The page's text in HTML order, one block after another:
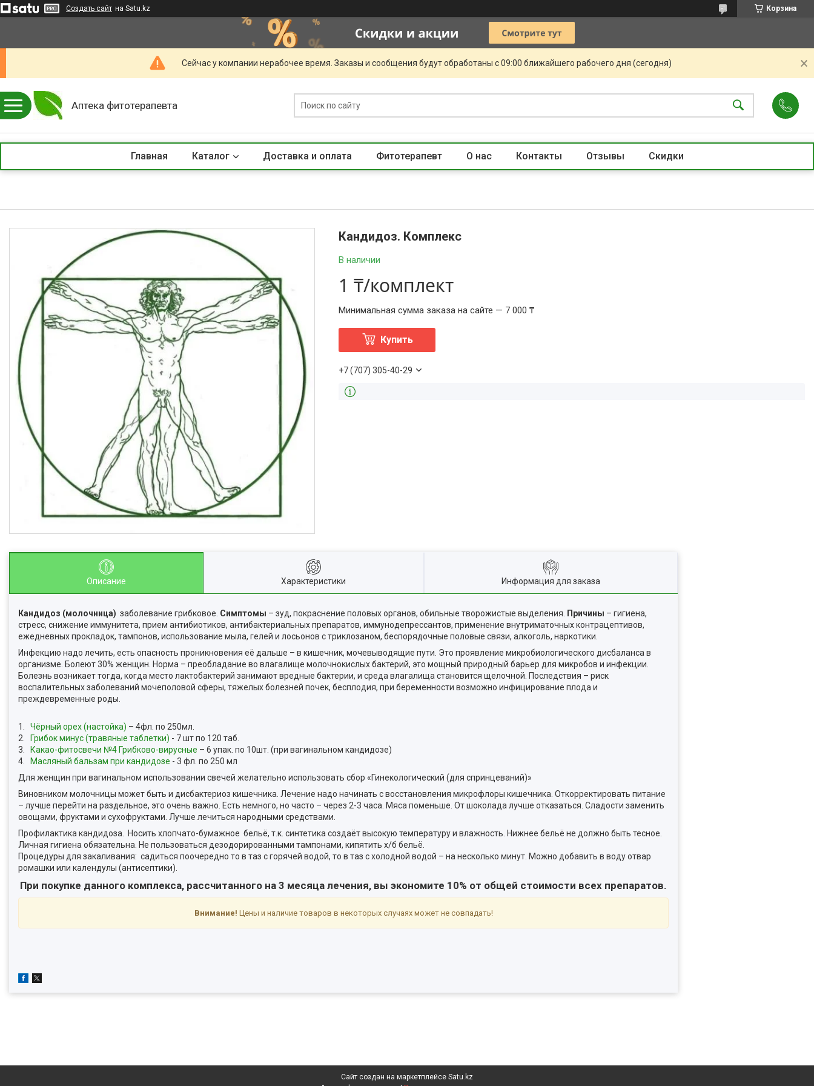
Создать сайт на Satu.kz Корзина
Сейчас у компании нерабочее время. Заказы и сообщения будут обработаны с 09:00 ближайшего рабочего дня (сегодня)
Аптека фитотерапевта
Главная Каталог Доставка и оплата Фитотерапевт О нас Контакты Отзывы Скидки
Кандидоз. Комплекс
В наличии
1 ₸/комплект
Минимальная сумма заказа на сайте — 7 000 ₸
Купить
+7 (707) 305-40-29
Описание Характеристики Информация для заказа
Кандидоз (молочница) заболевание грибковое. Симптомы – зуд, покраснение половых органов, обильные творожистые выделения. Причины – гигиена,
стресс, снижение иммунитета, прием антибиотиков, антибактериальных препаратов, иммунодепрессантов, применение внутриматочных контрацептивов,
ежедневных прокладок, тампонов, использование мыла, гелей и лосьонов с триклозаном, беспорядочные половые связи, алкоголь, наркотики.
Инфекцию надо лечить, есть опасность проникновения её дальше – в кишечник, мочевыводящие пути. Это проявление микробиологического дисбаланса в
организме. Болеют 30% женщин. Норма – преобладание во влагалище молочнокислых бактерий, это мощный природный барьер для микробов и инфекции.
Болезнь возникает тогда, когда место лактобактерий занимают вредные бактерии, и среда влагалища становится щелочной. Последствия – риск
воспалительных заболеваний мочеполовой сферы, тяжелых болезней почек, бесплодия, при беременности возможно инфицирование плода и
преждевременные роды.
1. Чёрный орех (настойка) – 4фл. по 250мл.
2.
Грибок минус (травяные таблетки) - 7 шт по 120 таб.
3.
Какао-фитосвечи №4 Грибково-вирусные – 6 упак. по 10шт. (при вагинальном кандидозе)
4.
Масляный бальзам при кандидозе - 3 фл. по 250 мл
Для женщин при вагинальном использовании свечей желательно использовать сбор «Гинекологический (для спринцеваний)»
Виновником молочницы может быть и дисбактериоз кишечника. Лечение надо начинать с восстановления микрофлоры кишечника. Откорректировать питание
– лучше перейти на раздельное, это очень важно. Есть немного, но часто – через 2-3 часа. Мяса поменьше. От шоколада лучше отказаться. Сладости заменить
овощами, фруктами и сухофруктами. Лучше лечиться народными средствами.
Профилактика кандидоза. Носить хлопчато-бумажное бельё, т.к. синтетика создаёт высокую температуру и влажность. Нижнее бельё не должно быть тесное.
Личная гигиена обязательна. Не пользоваться дезодорированными тампонами, кипятить х/б бельё.
Процедуры для закаливания: садиться поочередно то в таз с горячей водой, то в таз с холодной водой – на несколько минут. Можно добавить в воду отвар
ромашки или календулы (антисептики).
При покупке данного комплекса, рассчитанного на 3 месяца лечения, вы экономите 10% от общей стоимости всех препаратов.
Внимание! Цены и наличие товаров в некоторых случаях может не совпадать!
Сайт создан на маркетплейсе Satu.kz